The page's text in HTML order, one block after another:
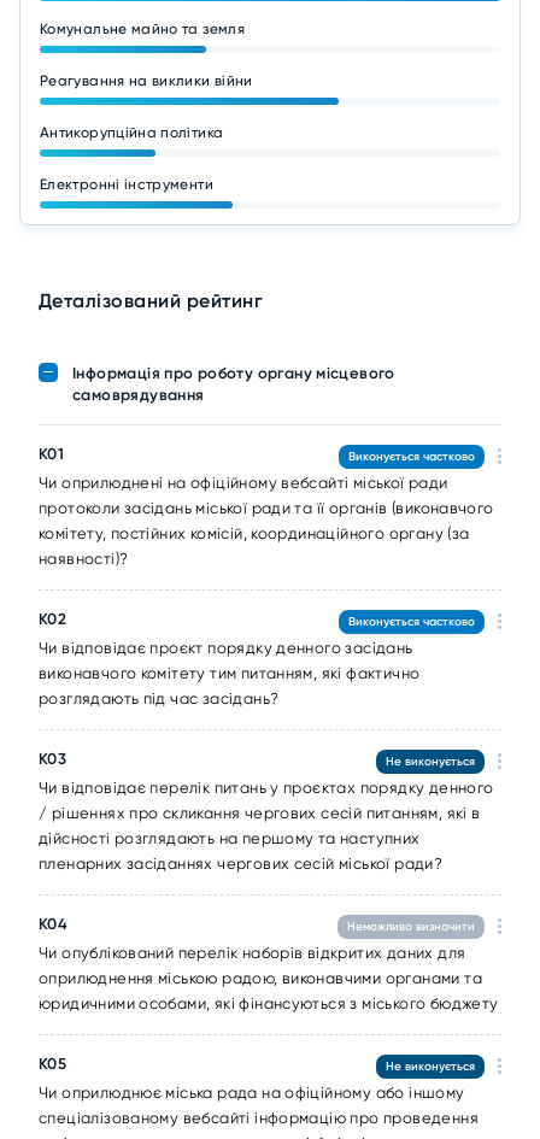
Комунальне майно та земля
Реагування на виклики війни
Антикорупційна політика
Електронні інструменти
Деталізований рейтинг
Інформація про роботу органу місцевого
самоврядування
K01
Чи оприлюднені на офіційному вебсайті міської ради
протоколи засідань міської ради та її органів (виконавчого
комітету, постійних комісій, координаційного органу (за
наявності)?
Виконується частково
K02
Чи відповідає проєкт порядку денного засідань
виконавчого комітету тим питанням, які фактично
розглядають під час засідань?
Виконується частково
K03
Чи відповідає перелік питань у проєктах порядку денного
/ рішеннях про скликання чергових сесій питанням, які в
дійсності розглядають на першому та наступних
пленарних засіданнях чергових сесій міської ради?
Не виконується
K04
Чи опублікований перелік наборів відкритих даних для
оприлюднення міською радою, виконавчими органами та
юридичними особами, які фінансуються з міського бюджету
Неможливо визначити
K05
Чи оприлюднює міська рада на офіційному або іншому
спеціалізованому вебсайті інформацію про проведення
Не виконується